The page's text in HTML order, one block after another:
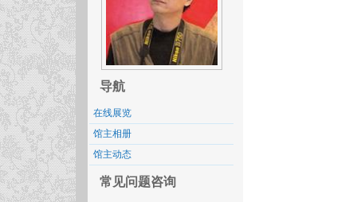
导航
在线展览
馆主相册
馆主动态
常见问题咨询